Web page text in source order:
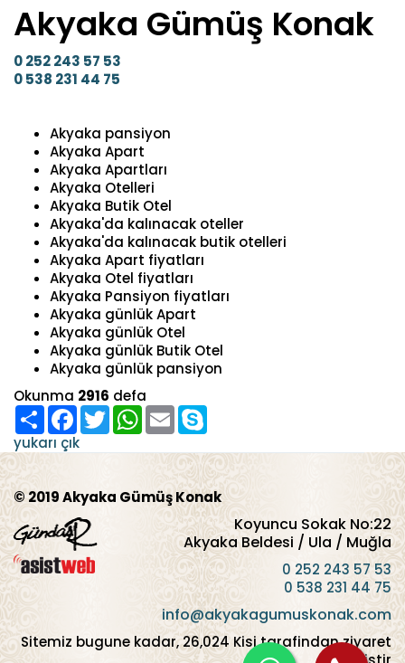
Akyaka Gümüş Konak
0 252 243 57 53
0 538 231 44 75
Akyaka pansiyon
Akyaka Apart
Akyaka Apartları
Akyaka Otelleri
Akyaka Butik Otel
Akyaka'da kalınacak oteller
Akyaka'da kalınacak butik otelleri
Akyaka Apart fiyatları
Akyaka Otel fiyatları
Akyaka Pansiyon fiyatları
Akyaka günlük Apart
Akyaka günlük Otel
Akyaka günlük Butik Otel
Akyaka günlük pansiyon
Okunma 2916 defa
PaylaşFacebook
TwitterWhatsApp
Email
yukarı çık
© 2019 Akyaka Gümüş Konak
Koyuncu Sokak No:22
Akyaka Beldesi / Ula / Muğla
0 252 243 57 53
0 538 231 44 75
info@akyakagumuskonak.com
Sitemiz bugune kadar,26,024 Kisi tarafindan ziyaret